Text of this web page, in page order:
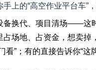
手上的“高空作业平台车”
备换代、项目清场——这
占场地、占资金，想卖
看”；有的直接告诉你“这